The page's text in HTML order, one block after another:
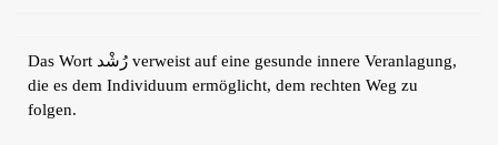
Das Wort رُشْد verweist auf eine gesunde innere Veranlagung,
die es dem Individuum ermöglicht, dem rechten Weg zu
folgen.